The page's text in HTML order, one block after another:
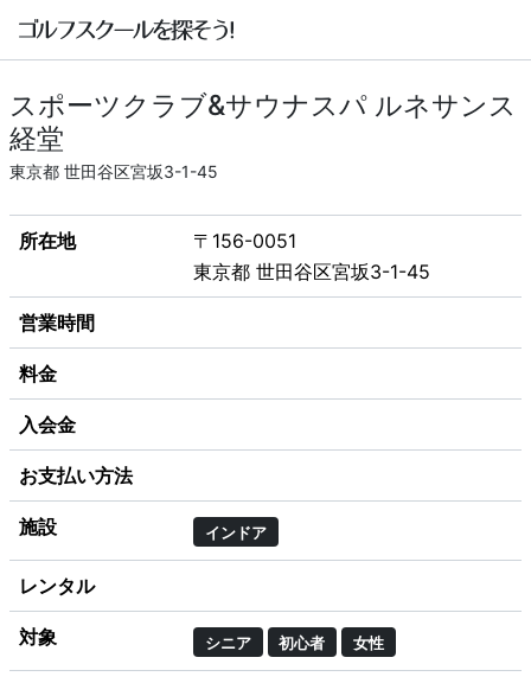
スポーツクラブ&サウナスパ ルネサンス
経堂
東京都 世田谷区宮坂3-1-45
所在地
〒156-0051
東京都 世田谷区宮坂3-1-45
営業時間
料金
入会金
お支払い方法
施設 インドア
レンタル
対象 シニア 初心者 女性